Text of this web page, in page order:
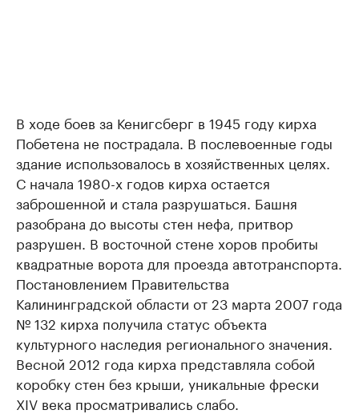
В ходе боев за Кенигсберг в 1945 году кирха
Побетена не пострадала. В послевоенные годы
здание использовалось в хозяйственных целях.
С начала 1980-х годов кирха остается
заброшенной и стала разрушаться. Башня
разобрана до высоты стен нефа, притвор
разрушен. В восточной стене хоров пробиты
квадратные ворота для проезда автотранспорта.
Постановлением Правительства
Калининградской области от 23 марта 2007 года
№ 132 кирха получила статус объекта
культурного наследия регионального значения.
Весной 2012 года кирха представляла собой
коробку стен без крыши, уникальные фрески
XIV века просматривались слабо.